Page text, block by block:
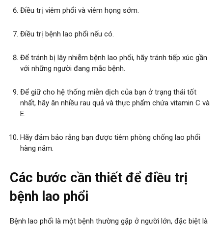
Điều trị viêm phổi và viêm họng sớm.
Điều trị bệnh lao phổi nếu có.
Để tránh bị lây nhiễm bệnh lao phổi, hãy tránh tiếp xúc gần
với những người đang mắc bệnh.
Để giữ cho hệ thống miễn dịch của bạn ở trạng thái tốt
nhất, hãy ăn nhiều rau quả và thực phẩm chứa vitamin C và
E.
Hãy đảm bảo rằng bạn được tiêm phòng chống lao phổi
hàng năm.
Các bước cần thiết để điều trị
bệnh lao phổi
Bệnh lao phổi là một bệnh thường gặp ở người lớn, đặc biệt là